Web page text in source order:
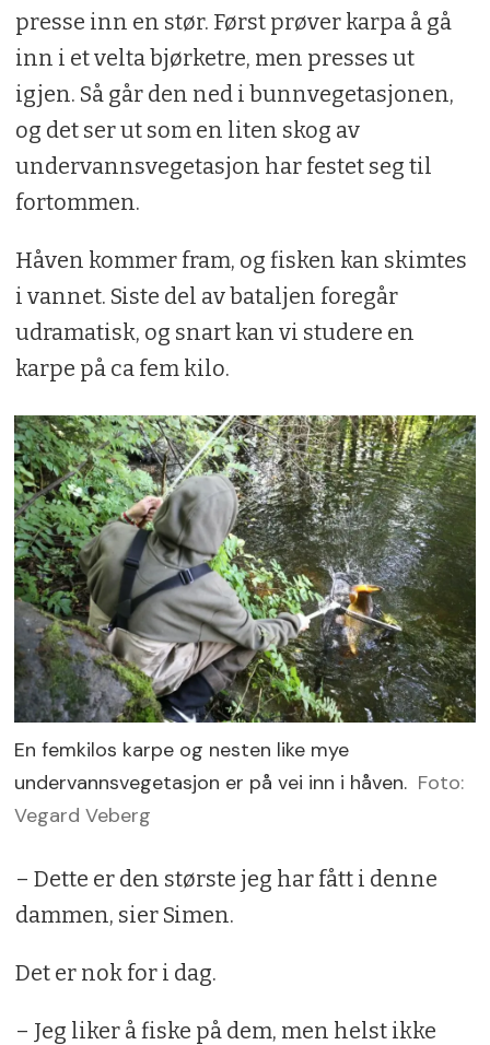
presse inn en stør. Først prøver karpa å gå
inn i et velta bjørketre, men presses ut
igjen. Så går den ned i bunnvegetasjonen,
og det ser ut som en liten skog av
undervannsvegetasjon har festet seg til
fortommen.
Håven kommer fram, og fisken kan skimtes
i vannet. Siste del av bataljen foregår
udramatisk, og snart kan vi studere en
karpe på ca fem kilo.
En femkilos karpe og nesten like mye
undervannsvegetasjon er på vei inn i håven. Foto:
Vegard Veberg
– Dette er den største jeg har fått i denne
dammen, sier Simen.
Det er nok for i dag.
– Jeg liker å fiske på dem, men helst ikke